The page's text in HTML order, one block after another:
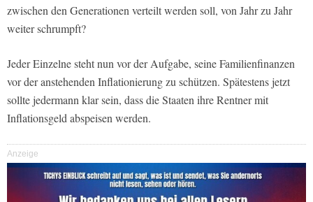
zwischen den Generationen verteilt werden soll, von Jahr zu Jahr
weiter schrumpft?
Jeder Einzelne steht nun vor der Aufgabe, seine Familienfinanzen
vor der anstehenden Inflationierung zu schützen. Spätestens jetzt
sollte jedermann klar sein, dass die Staaten ihre Rentner mit
Inflationsgeld abspeisen werden.
Anzeige